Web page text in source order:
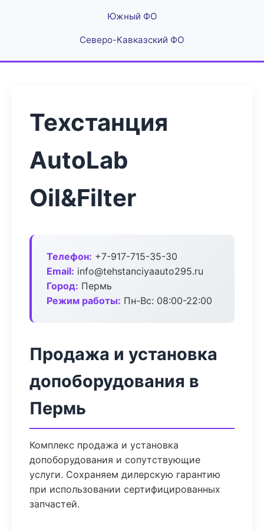
Южный ФО
Северо-Кавказский ФО
Техстанция
AutoLab
Oil&Filter
Телефон: +7-917-715-35-30
Email: info@tehstanciyaauto295.ru
Город: Пермь
Режим работы: Пн-Вс: 08:00-22:00
Продажа и установка
допоборудования в
Пермь
Комплекс продажа и установка
допоборудования и сопутствующие
услуги. Сохраняем дилерскую гарантию
при использовании сертифицированных
запчастей.